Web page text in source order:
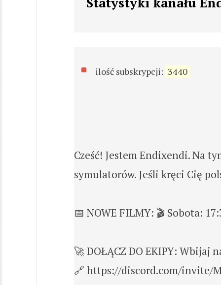
ilość subskrypcji: 3440
Cześć! Jestem Endixendi. Na
symulatorów. Jeśli kręci Cię
📅 NOWE FILMY: 🎬 Sobota:
🚀 DOŁĄCZ DO EKIPY: Wbijaj
🔗 https://discord.com/invite/